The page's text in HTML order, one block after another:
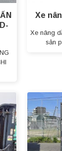
Xe
Xe nâng
sản